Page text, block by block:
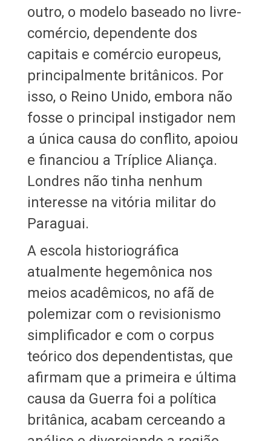
outro, o modelo baseado no livre-
comércio, dependente dos
capitais e comércio europeus,
principalmente britânicos. Por
isso, o Reino Unido, embora não
fosse o principal instigador nem
a única causa do conflito, apoiou
e financiou a Tríplice Aliança.
Londres não tinha nenhum
interesse na vitória militar do
Paraguai.
A escola historiográfica
atualmente hegemônica nos
meios acadêmicos, no afã de
polemizar com o revisionismo
simplificador e com o corpus
teórico dos dependentistas, que
afirmam que a primeira e última
causa da Guerra foi a política
britânica, acabam cerceando a